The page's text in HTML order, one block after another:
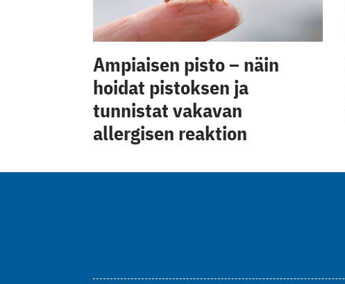
Ampiaisen pisto – näin
hoidat pistoksen ja
tunnistat vakavan
allergisen reaktion